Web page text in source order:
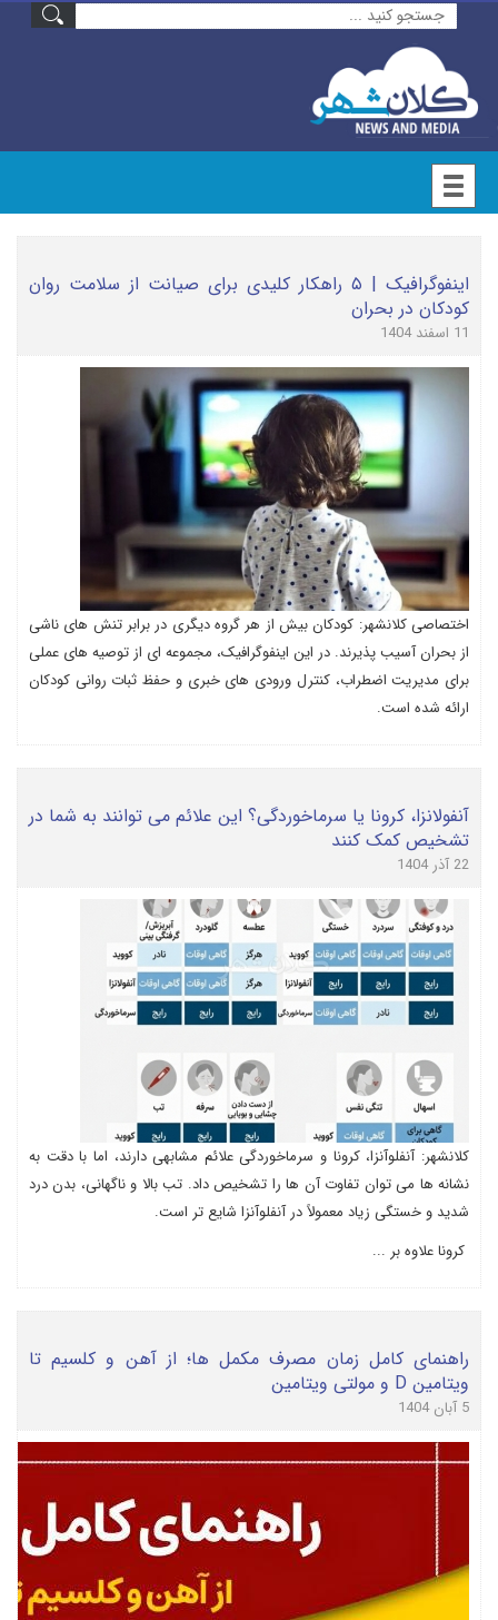
اینفوگرافیک | ۵ راهکار کلیدی برای صیانت از سلامت روان
کودکان در بحران
11 اسفند 1404
اختصاصی کلانشهر: کودکان بیش از هر گروه دیگری در برابر تنش های ناشی
از بحران آسیب پذیرند. در این اینفوگرافیک، مجموعه ای از توصیه های عملی
برای مدیریت اضطراب، کنترل ورودی های خبری و حفظ ثبات روانی کودکان
ارائه شده است.
آنفولانزا، کرونا یا سرماخوردگی؟ این علائم می توانند به شما در
تشخیص کمک کنند
22 آذر 1404
کلانشهر: آنفلوآنزا، کرونا و سرماخوردگی علائم مشابهی دارند، اما با دقت به
نشانه ها می توان تفاوت آن ها را تشخیص داد. تب بالا و ناگهانی، بدن درد
شدید و خستگی زیاد معمولاً در آنفلوآنزا شایع تر است.
کرونا علاوه بر ...
راهنمای کامل زمان مصرف مکمل ها؛ از آهن و کلسیم تا
ویتامین D و مولتی ویتامین
5 آبان 1404